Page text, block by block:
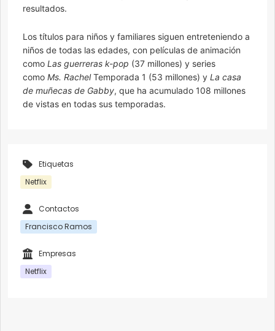
resultados.
Los títulos para niños y familiares siguen entreteniendo a
niños de todas las edades, con películas de animación
como Las guerreras k-pop (37 millones) y series
como Ms. RachelTemporada 1 (53 millones) y La casa
de muñecas de Gabby, que ha acumulado 108 millones
de vistas en todas sus temporadas.
Etiquetas
Netflix
Contactos
Francisco Ramos
Empresas
Netflix